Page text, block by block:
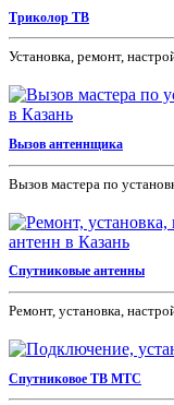
Триколор ТВ
Установка, ремонт,
Вызов антеннщика
Вызов мастера по
Спутниковые антенны
Ремонт, установка,
Спутниковое ТВ МТС